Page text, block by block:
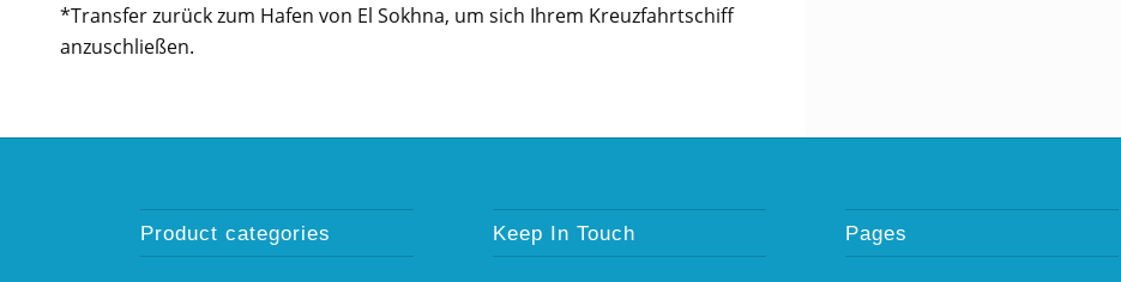
*Transfer zurück zum Hafen von El Sokhna, um sich Ihrem Kreuzfahrtschiff
anzuschließen.
Product categories Keep In Touch Pages